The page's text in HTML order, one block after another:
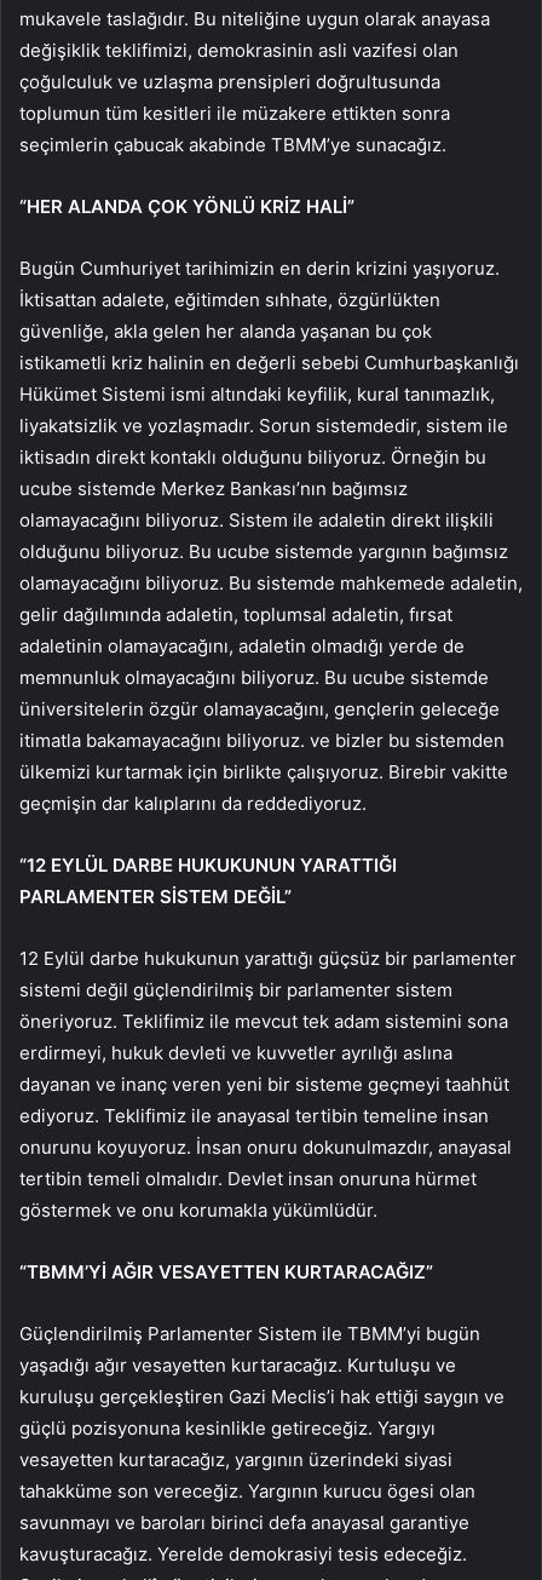
mukavele taslağıdır. Bu niteliğine uygun olarak anayasa
değişiklik teklifimizi, demokrasinin asli vazifesi olan
çoğulculuk ve uzlaşma prensipleri doğrultusunda
toplumun tüm kesitleri ile müzakere ettikten sonra
seçimlerin çabucak akabinde TBMM’ye sunacağız.
“HER ALANDA ÇOK YÖNLÜ KRİZ HALİ”
Bugün Cumhuriyet tarihimizin en derin krizini yaşıyoruz.
İktisattan adalete, eğitimden sıhhate, özgürlükten
güvenliğe, akla gelen her alanda yaşanan bu çok
istikametli kriz halinin en değerli sebebi Cumhurbaşkanlığı
Hükümet Sistemi ismi altındaki keyfilik, kural tanımazlık,
liyakatsizlik ve yozlaşmadır. Sorun sistemdedir, sistem ile
iktisadın direkt kontaklı olduğunu biliyoruz. Örneğin bu
ucube sistemde Merkez Bankası’nın bağımsız
olamayacağını biliyoruz. Sistem ile adaletin direkt ilişkili
olduğunu biliyoruz. Bu ucube sistemde yargının bağımsız
olamayacağını biliyoruz. Bu sistemde mahkemede adaletin,
gelir dağılımında adaletin, toplumsal adaletin, fırsat
adaletinin olamayacağını, adaletin olmadığı yerde de
memnunluk olmayacağını biliyoruz. Bu ucube sistemde
üniversitelerin özgür olamayacağını, gençlerin geleceğe
itimatla bakamayacağını biliyoruz. ve bizler bu sistemden
ülkemizi kurtarmak için birlikte çalışıyoruz. Birebir vakitte
geçmişin dar kalıplarını da reddediyoruz.
“12 EYLÜL DARBE HUKUKUNUN YARATTIĞI
PARLAMENTER SİSTEM DEĞİL”
12 Eylül darbe hukukunun yarattığı güçsüz bir parlamenter
sistemi değil güçlendirilmiş bir parlamenter sistem
öneriyoruz. Teklifimiz ile mevcut tek adam sistemini sona
erdirmeyi, hukuk devleti ve kuvvetler ayrılığı aslına
dayanan ve inanç veren yeni bir sisteme geçmeyi taahhüt
ediyoruz. Teklifimiz ile anayasal tertibin temeline insan
onurunu koyuyoruz. İnsan onuru dokunulmazdır, anayasal
tertibin temeli olmalıdır. Devlet insan onuruna hürmet
göstermek ve onu korumakla yükümlüdür.
“TBMM’Yİ AĞIR VESAYETTEN KURTARACAĞIZ”
Güçlendirilmiş Parlamenter Sistem ile TBMM’yi bugün
yaşadığı ağır vesayetten kurtaracağız. Kurtuluşu ve
kuruluşu gerçekleştiren Gazi Meclis’i hak ettiği saygın ve
güçlü pozisyonuna kesinlikle getireceğiz. Yargıyı
vesayetten kurtaracağız, yargının üzerindeki siyasi
tahakküme son vereceğiz. Yargının kurucu ögesi olan
savunmayı ve baroları birinci defa anayasal garantiye
kavuşturacağız. Yerelde demokrasiyi tesis edeceğiz.